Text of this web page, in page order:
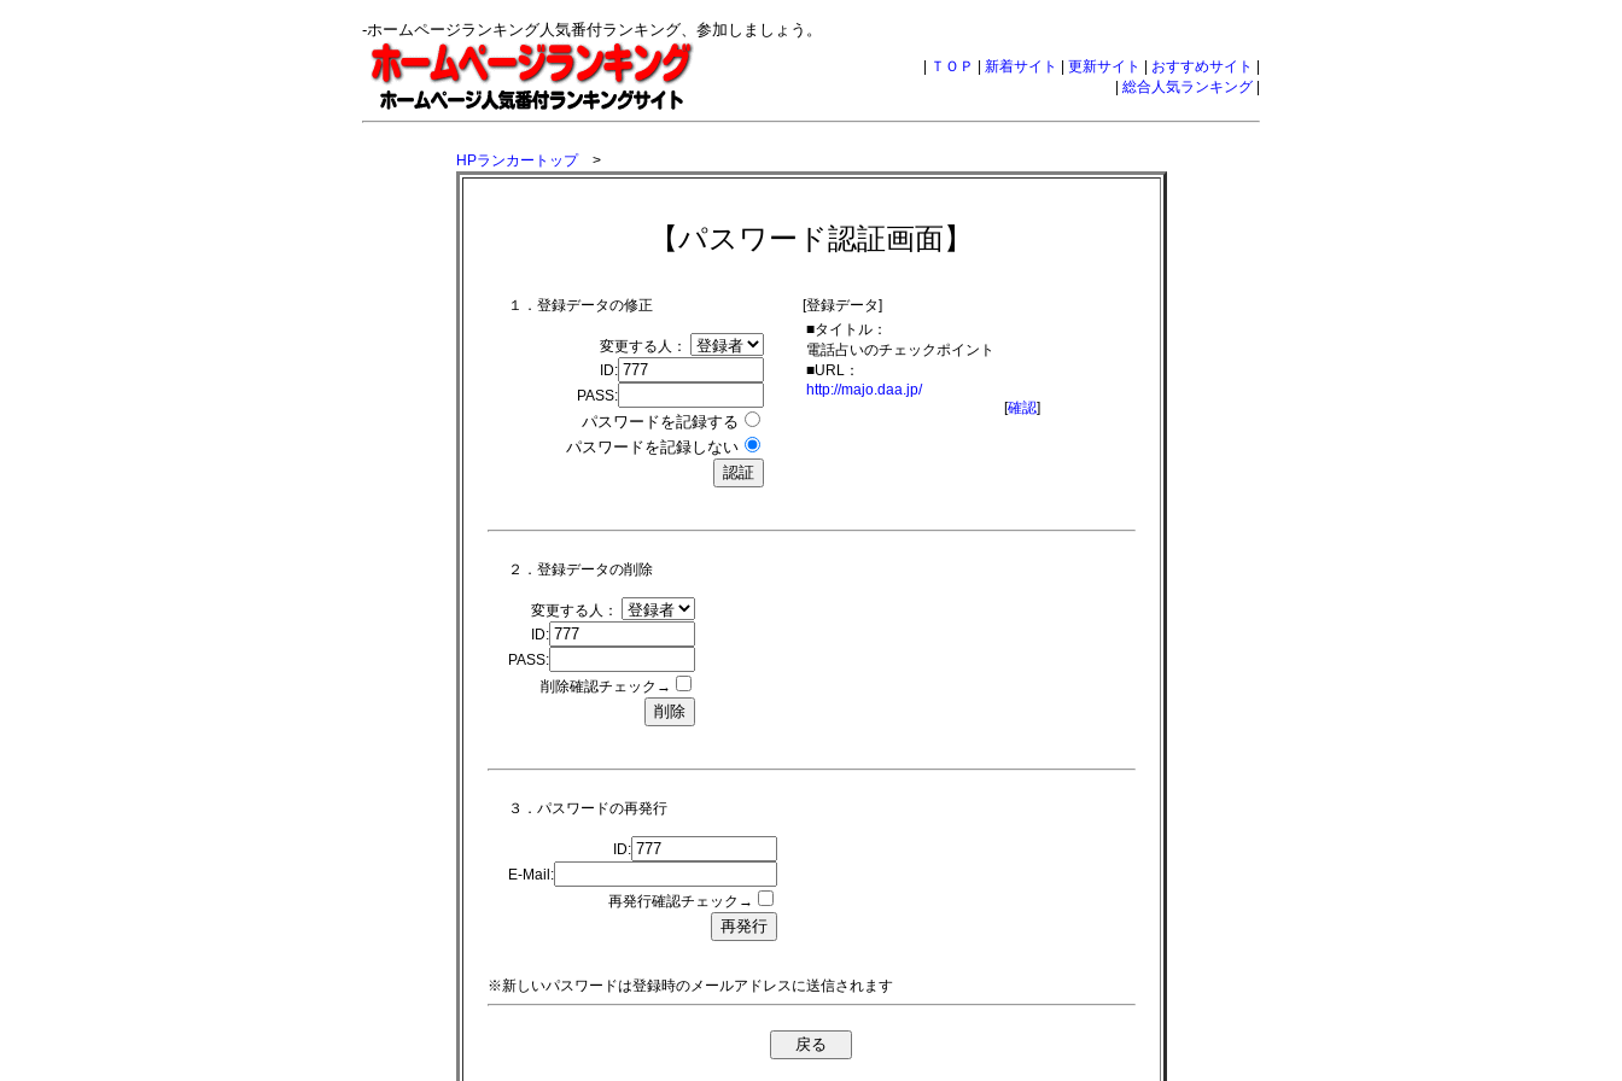
-ホームページランキング人気番付ランキング、参加しましょう。
ＴＯＰ 新着サイト 更新サイト おすすめサイト
総合人気ランキング
HPランカートップ>
【パスワード認証画面】
１．登録データの修正
変更する人：
ID:
PASS:
パスワードを記録する
パスワードを記録しない
[登録データ]
■タイトル：
電話占いのチェックポイント
■URL：
http://majo.daa.jp/
[確認]
２．登録データの削除
変更する人：
ID:
PASS:
削除確認チェック→
３．パスワードの再発行
ID:
E-Mail:
再発行確認チェック→
※新しいパスワードは登録時のメールアドレスに送信されます